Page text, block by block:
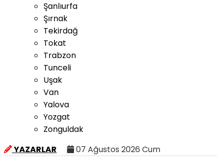
Şanlıurfa
Şırnak
Tekirdağ
Tokat
Trabzon
Tunceli
Uşak
Van
Yalova
Yozgat
Zonguldak
YAZARLAR
07 Ağustos 2026 Cum